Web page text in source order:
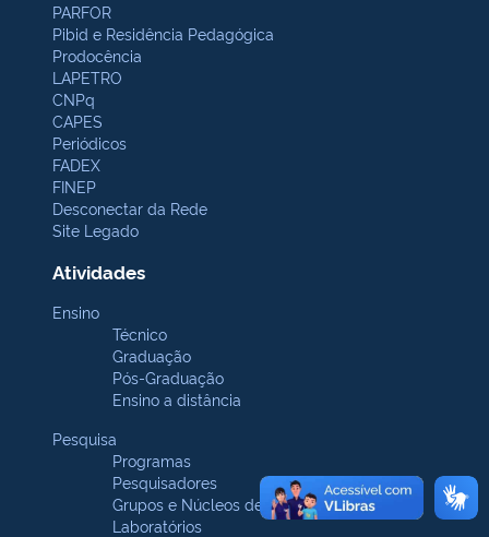
PARFOR
Pibid e Residência Pedagógica
Prodocência
LAPETRO
CNPq
CAPES
Periódicos
FADEX
FINEP
Desconectar da Rede
Site Legado
Atividades
Ensino
Técnico
Graduação
Pós-Graduação
Ensino a distância
Pesquisa
Programas
Pesquisadores
Grupos e Núcleos de pesquisa
Laboratórios